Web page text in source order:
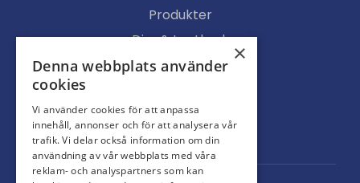
Produkter
Djur & Lantbruk
Köpvillkor
Ljusgenomsläpp
Portar
×
Denna webbplats använder
cookies
Vi använder cookies för att anpassa
innehåll, annonser och för att analysera vår
trafik. Vi delar också information om din
användning av vår webbplats med våra
reklam- och analyspartners som kan